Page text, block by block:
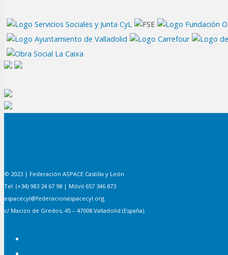
© 2023 | Federación ASPACE Castilla y León
Tel. (+34) 983 24 67 98 | Móvil 657 346 873
aspacecyl@federacionaspacecyl.org
c/ Macizo de Gredos, 45 – 47008 Valladolid (España).